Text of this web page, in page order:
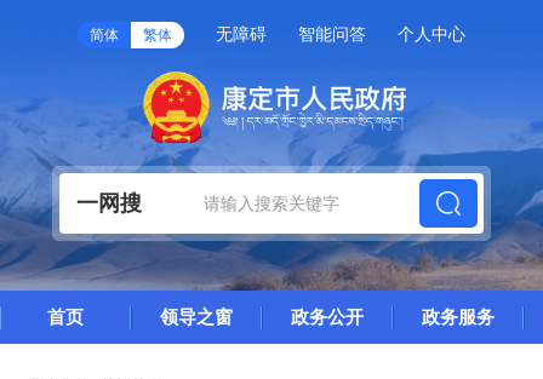
简体 繁体 无障碍 智能问答 个人中心
一网搜
首页 领导之窗 政务公开 政务服务